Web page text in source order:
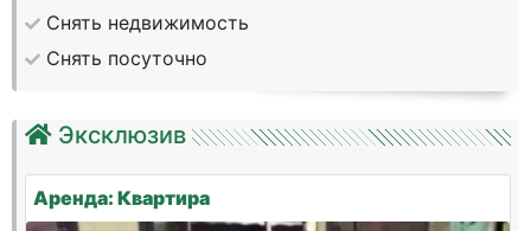
Снять недвижимость
Снять посуточно
Эксклюзив
Аренда: Квартира